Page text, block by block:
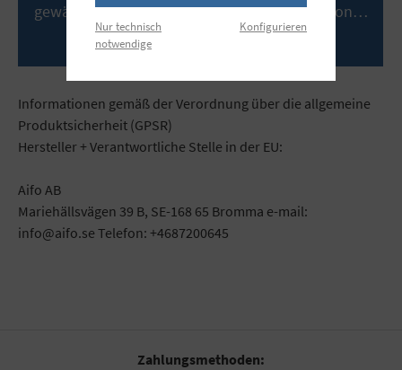
gewährleistet automatisch die richtige Position…
Informationen gemäß der Verordnung über die allgemeine
Produktsicherheit (GPSR)
Hersteller + Verantwortliche Stelle in der EU:
Aifo AB
Mariehällsvägen 39 B, SE-168 65 Bromma e-mail:
info@aifo.se Telefon: +4687200645
Zahlungsmethoden:
Nur technisch
notwendige
Konfigurieren